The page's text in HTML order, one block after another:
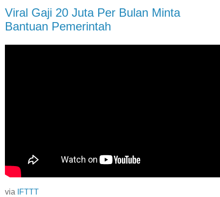
Viral Gaji 20 Juta Per Bulan Minta
Bantuan Pemerintah
via IFTTT